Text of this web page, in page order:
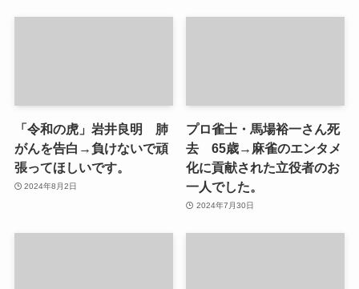
「令和の虎」岩井良明 肺
がんを告白→負けないで頑
張ってほしいです。
2024年8月2日
プロ雀士・馬場裕一さん死
去 65歳→麻雀のエンタメ
化に貢献された立役者のお
一人でした。
2024年7月30日